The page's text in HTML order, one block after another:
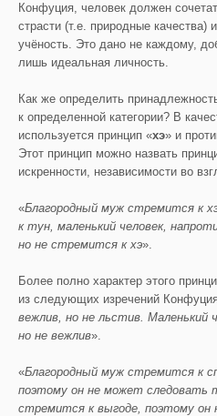
Конфуция, человек должен
страсти (т.е. природные качества)
учёность. Это дано не каждому,
лишь идеальная личность.
Как же определить
к определенной категории? В
используется принцип «хэ» и
Этот принцип можно назвать
искренности, независимости во
«Благородный муж стремится к
к тун, маленький человек,
но не стремится к хэ».
Более полно характер этого
из следующих изречений
вежлив, но не льстив. Маленький
но не вежлив».
«Благородный муж стремится к
поэтому он не может следовать
стремится к выгоде, поэтому он